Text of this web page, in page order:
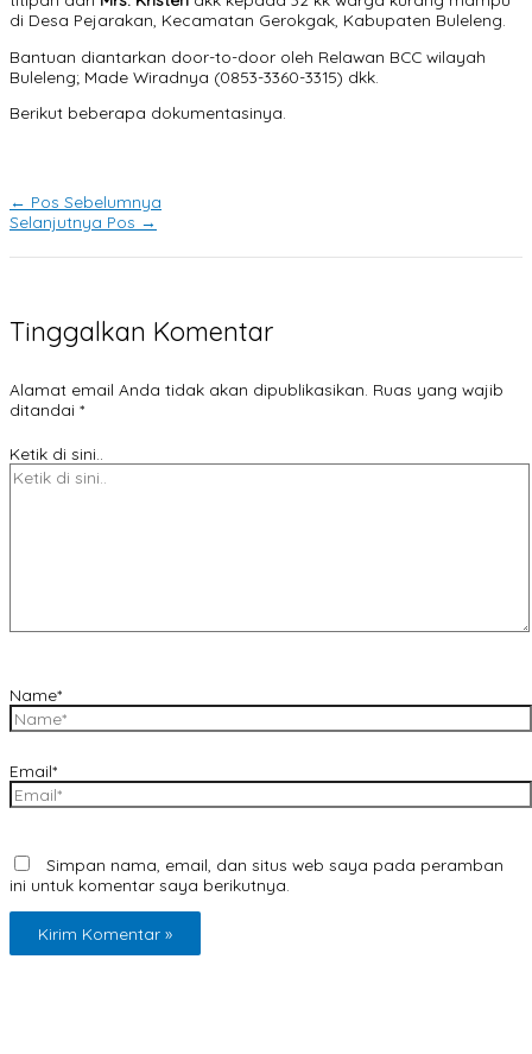
di Desa Pejarakan, Kecamatan Gerokgak, Kabupaten Buleleng.
Bantuan diantarkan door-to-door oleh Relawan BCC wilayah
Buleleng; Made Wiradnya (0853-3360-3315) dkk.
Berikut beberapa dokumentasinya.
← Pos Sebelumnya
Selanjutnya Pos →
Tinggalkan Komentar
Alamat email Anda tidak akan dipublikasikan. Ruas yang wajib
ditandai *
Ketik di sini..
Name*
Email*
Simpan nama, email, dan situs web saya pada peramban
ini untuk komentar saya berikutnya.